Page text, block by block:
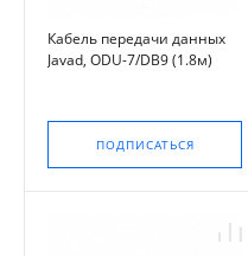
Кабель передачи данных
Javad, ODU-7/DB9 (1.8м)
ПОДПИСАТЬСЯ